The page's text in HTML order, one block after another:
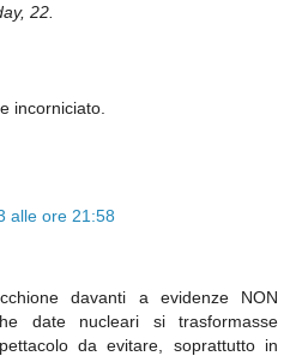
22.
incorniciato.
alle ore 21:58
davanti a evidenze NON
date nucleari si trasformasse
da evitare, soprattutto in